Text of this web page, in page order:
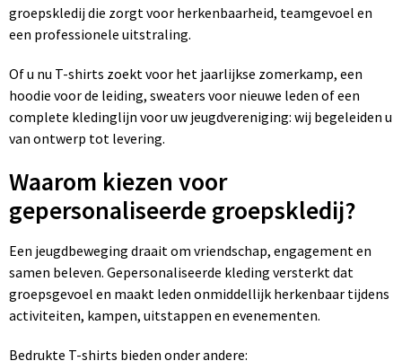
ICT
Reizen & recreatie
Scholen & Verenigingen
Sport
Zakelijke dienstverlening
Huis, Tuin en Dier
Geboorte, kinderen en speelgoed
Landbouw
Paraplu's en regenkleding
Safety
Schrijfwaren
Bodywarmers en vesten
Dekens, Fleecedekens en Kussens
Fluo - Veiligheid
Gebreide truien / Gilets
Jassen
Kinderen
Eco gifts
Reizen & Recreatie
Scholen & Vereniging
Wellness en zorg
Zorg & Welzijn
groepskledij die zorgt voor herkenbaarheid, teamgevoel en
een professionele uitstraling.
Of u nu T-shirts zoekt voor het jaarlijkse zomerkamp, een
hoodie voor de leiding, sweaters voor nieuwe leden of een
complete kledinglijn voor uw jeugdvereniging: wij begeleiden u
van ontwerp tot levering.
Waarom kiezen voor
gepersonaliseerde groepskledij?
Een jeugdbeweging draait om vriendschap, engagement en
samen beleven. Gepersonaliseerde kleding versterkt dat
groepsgevoel en maakt leden onmiddellijk herkenbaar tijdens
activiteiten, kampen, uitstappen en evenementen.
Bedrukte T-shirts bieden onder andere: